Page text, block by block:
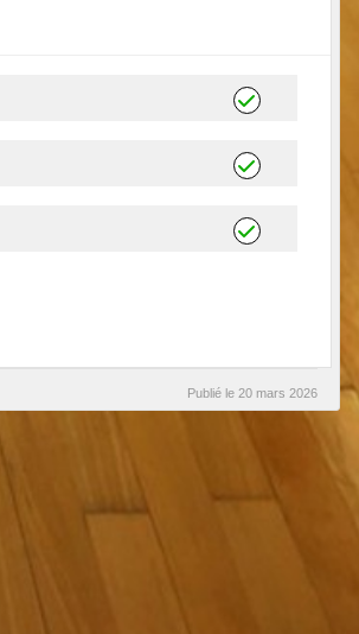
Publié le 20 mars 2026